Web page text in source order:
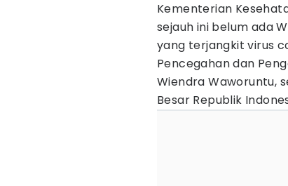
Kementerian
sejauh ini belum ada
yang terjangkit virus
Pencegahan dan
Wiendra Waworuntu,
Besar Republik